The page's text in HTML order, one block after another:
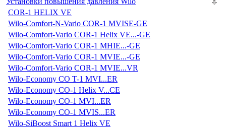
COR-1 HELIX VE
Wilo-Comfort-N-Vario COR-1 MVISE-GE
Wilo-Comfort-Vario COR-1 Helix VE...-GE
Wilo-Comfort-Vario COR-1 MHIE...-GE
Wilo-Comfort-Vario COR-1 MVIE...-GE
Wilo-Comfort-Vario COR-1 MVIE...VR
Wilo-Economy CO T-1 MVI...ER
Wilo-Economy CO-1 Helix V...CE
Wilo-Economy CO-1 MVI...ER
Wilo-Economy CO-1 MVIS...ER
Wilo-SiBoost Smart 1 Helix VE